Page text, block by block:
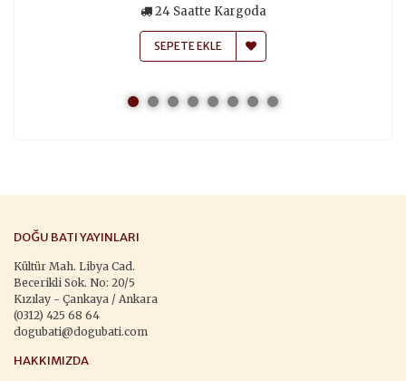
24 Saatte Kargoda
SEPETE EKLE
DOĞU BATI YAYINLARI
Kültür Mah. Libya Cad.
Becerikli Sok. No: 20/5
Kızılay - Çankaya / Ankara
(0312) 425 68 64
dogubati@dogubati.com
HAKKIMIZDA